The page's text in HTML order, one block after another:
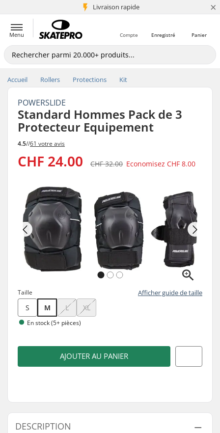
Livraison rapide
+5 mio de clients ×
Menu Panier
Enregistré
Compte
Accueil Rollers Protections Kit
POWERSLIDE
Standard Hommes Pack de 3
Protecteur Equipement
4.5//61 votre avis
CHF 24.00 CHF 32.00 Economisez CHF 8.00
Taille Afficher guide de taille
S M L XL
En stock (5+ pièces)
AJOUTER AU PANIER
DESCRIPTION